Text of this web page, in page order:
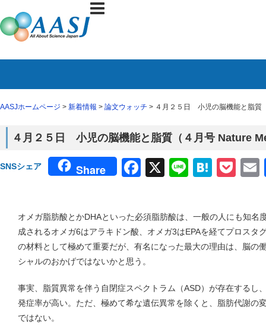
AASJホームページ > 新着情報 > 論文ウォッチ > ４月２５日 小児の脳機能と脂質
４月２５日 小児の脳機能と脂質（４月号 Nature
SNSシェア Share Facebook
X Line
オメガ脂肪酸とかDHAといった必須脂肪酸は、一般の人にも知名
成されるオメガ6はアラキドン酸、オメガ3はEPAを経てプロスタ
の材料として極めて重要だが、有名になった最大の理由は、脳の
シャルのおかげではないかと思う。
事実、脂質異常を伴う自閉症スペクトラム（ASD）が存在するし
発症率が高い。ただ、極めて希な遺伝異常を除くと、脂肪代謝の
ではない。